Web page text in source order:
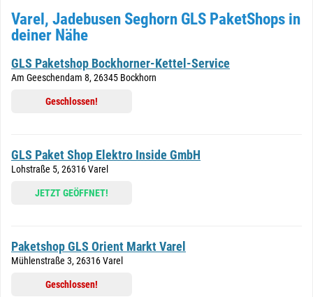
Varel, Jadebusen Seghorn GLS PaketShops in
deiner Nähe
GLS Paketshop Bockhorner-Kettel-Service
Am Geeschendam 8, 26345 Bockhorn
Geschlossen!
GLS Paket Shop Elektro Inside GmbH
Lohstraße 5, 26316 Varel
JETZT GEÖFFNET!
Paketshop GLS Orient Markt Varel
Mühlenstraße 3, 26316 Varel
Geschlossen!